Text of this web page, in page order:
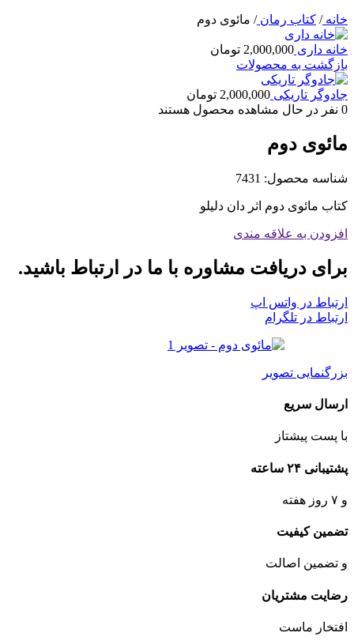
خانه/ کتاب رمان/ مائوی دوم
خانه داری 2,000,000 تومان
بازگشت به محصولات
جادوگر تاریکی 2,000,000 تومان
0 نفر در حال مشاهده محصول هستند
مائوی دوم
شناسه محصول: 7431
کتاب مائوی دوم اثر دان دلیلو
افزودن به علاقه مندی
برای دریافت مشاوره با ما در ارتباط باشید.
ارتباط در واتس اپ
ارتباط در تلگرام
بزرگنمایی تصویر
ارسال سریع
با پست پیشتاز
پشتیبانی ۲۴ ساعته
و ۷ روز هفته
تضمین کیفیت
و تضمین اصالت
رضایت مشتریان
افتخار ماست